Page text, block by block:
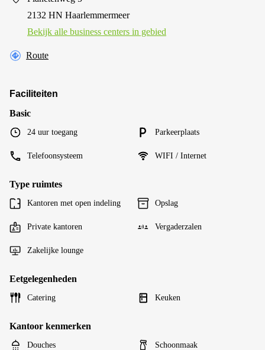
2132 HN Haarlemmermeer
Bekijk alle business centers in gebied
Route
Faciliteiten
Basic
24 uur toegang Parkeerplaats
Telefoonsysteem WIFI / Internet
Type ruimtes
Kantoren met open indeling Opslag
Private kantoren Vergaderzalen
Zakelijke lounge
Eetgelegenheden
Catering Keuken
Kantoor kenmerken
Douches Schoonmaak